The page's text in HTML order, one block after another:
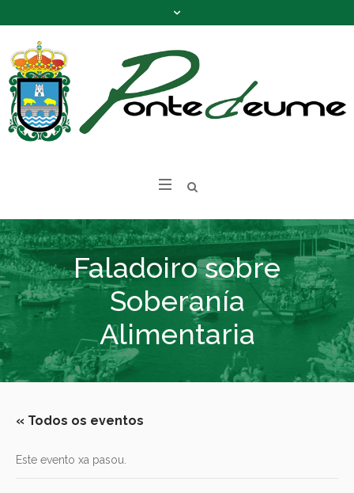
Faladoiro sobre
Soberanía
Alimentaria
« Todos os eventos
Este evento xa pasou.